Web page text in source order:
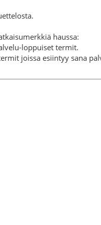
haussa:
loppuiset termit.
joissa esiintyy sana